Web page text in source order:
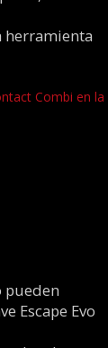
herramienta
pueden
Escape Evo